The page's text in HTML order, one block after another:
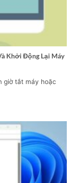
Khởi Động Lại Máy
giờ tắt máy hoặc